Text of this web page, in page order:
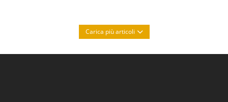
Carica più articoli